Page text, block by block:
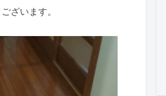
ざいます。